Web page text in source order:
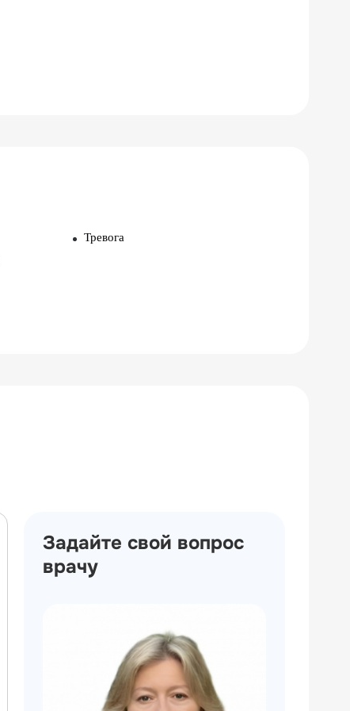
Тревога
Задайте свой вопрос
врачу